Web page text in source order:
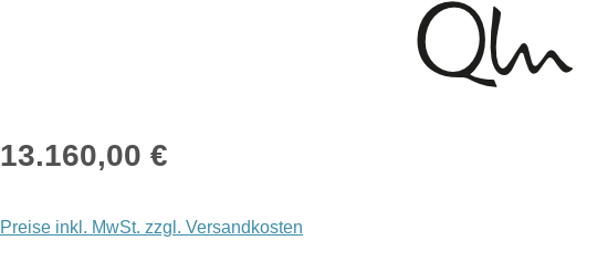
Regulärer Preis:
13.160,00 €
Preise inkl. MwSt. zzgl. Versandkosten